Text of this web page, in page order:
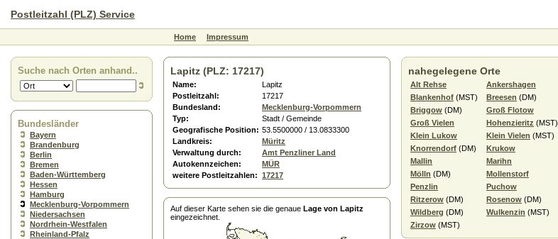
Postleitzahl (PLZ) Service
Home Impressum
Suche nach Orten anhand..
Bundesländer
Bayern
Brandenburg
Berlin
Bremen
Baden-Württemberg
Hessen
Hamburg
Mecklenburg-Vorpommern
Niedersachsen
Nordrhein-Westfalen
Rheinland-Pfalz
Lapitz (PLZ: 17217)
Name:
Lapitz
Postleitzahl:
17217
Bundesland:
Mecklenburg-Vorpommern
Typ:
Stadt / Gemeinde
Geografische Position: 53.5500000 / 13.0833300
Landkreis:
Müritz
Verwaltung durch:
Amt Penzliner Land
Autokennzeichen:
MÜR
weitere Postleitzahlen: 17217
Auf dieser Karte sehen sie die genaue Lage von Lapitz
eingezeichnet.
nahegelegene Orte
Alt Rehse
Ankershagen
Blankenhof (MST) Breesen (DM)
Briggow (DM)
Groß Flotow
Groß Vielen
Hohenzieritz (MST)
Klein Lukow
Klein Vielen (MST)
Knorrendorf (DM)
Krukow
Mallin
Marihn
Mölln (DM)
Mollenstorf
Penzlin
Puchow
Ritzerow (DM) Rosenow (DM)
Wildberg (DM) Wulkenzin (MST)
Zirzow (MST)